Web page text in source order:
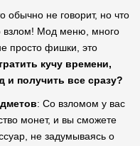
обычно не говорит, но что
взлом! Мод меню, много
просто фишки, это
кучу времени,
и получить все сразу?
: Со взломом у вас
монет, и вы сможете
не задумываясь о